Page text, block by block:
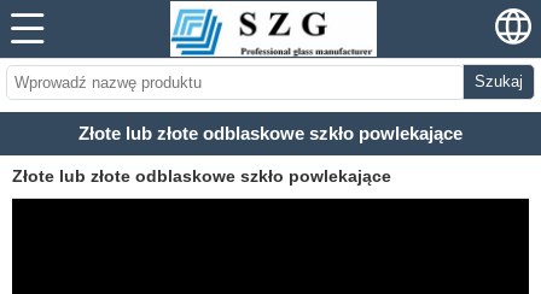
Szukaj
Złote lub złote odblaskowe szkło powlekające
Złote lub złote odblaskowe szkło powlekające